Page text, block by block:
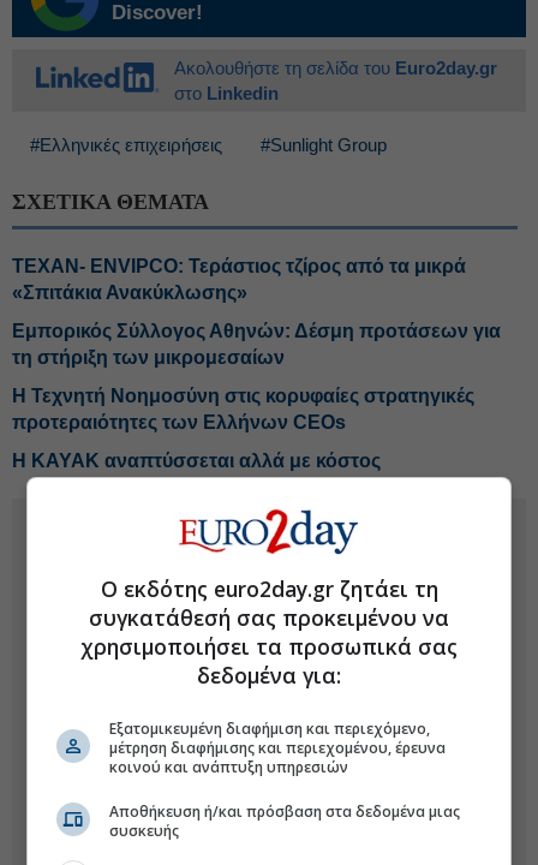
Discover!
Ακολουθήστε τη σελίδα του Euro2day.gr
στο Linkedin
#Ελληνικές επιχειρήσεις #Sunlight Group
ΣΧΕΤΙΚΑ ΘΕΜΑΤΑ
ΤΕΧΑΝ- ENVIPCO: Τεράστιος τζίρος από τα μικρά
«Σπιτάκια Ανακύκλωσης»
Εμπορικός Σύλλογος Αθηνών: Δέσμη προτάσεων για
τη στήριξη των μικρομεσαίων
Η Τεχνητή Νοημοσύνη στις κορυφαίες στρατηγικές
προτεραιότητες των Ελλήνων CEOs
Η ΚΑΥΑΚ αναπτύσσεται αλλά με κόστος
Ο εκδότης euro2day.gr ζητάει τη
συγκατάθεσή σας προκειμένου να
χρησιμοποιήσει τα προσωπικά σας
δεδομένα για:
Εξατομικευμένη διαφήμιση και περιεχόμενο,
μέτρηση διαφήμισης και περιεχομένου, έρευνα
κοινού και ανάπτυξη υπηρεσιών
Αποθήκευση ή/και πρόσβαση στα δεδομένα μιας
συσκευής